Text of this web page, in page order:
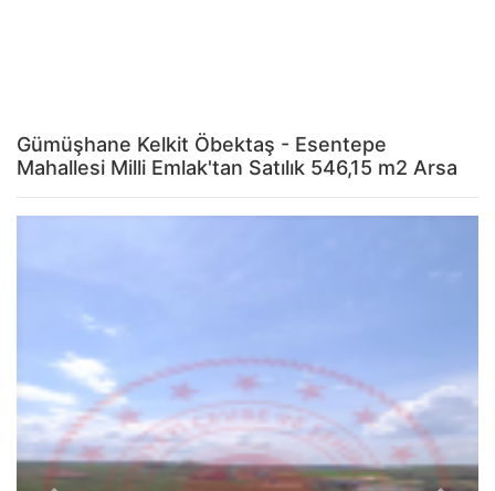
Gümüşhane Kelkit Öbektaş - Esentepe
Mahallesi Milli Emlak'tan Satılık 546,15 m2 Arsa